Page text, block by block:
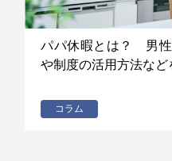
パパ休暇とは？ 男性
や制度の活用方法など
コラム